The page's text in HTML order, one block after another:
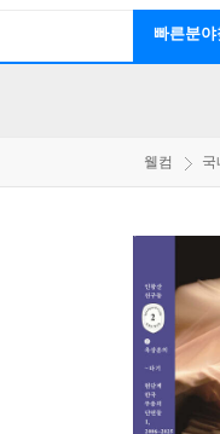
빠른분야
웰컴 국